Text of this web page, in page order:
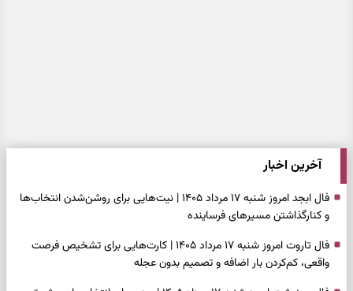
آخرین اخبار
فال ابجد امروز شنبه ۱۷ مرداد ۱۴۰۵ | نیت‌هایی برای روشن‌شدن انتخاب‌ها
و کنارگذاشتن مسیرهای فرساینده
فال تاروت امروز شنبه ۱۷ مرداد ۱۴۰۵ | کارت‌هایی برای تشخیص فرصت
واقعی، کم‌کردن بار اضافه و تصمیم بدون عجله